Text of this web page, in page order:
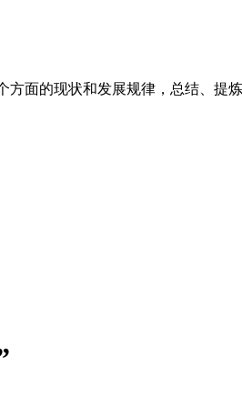
面的现状和发展规律，总结、提